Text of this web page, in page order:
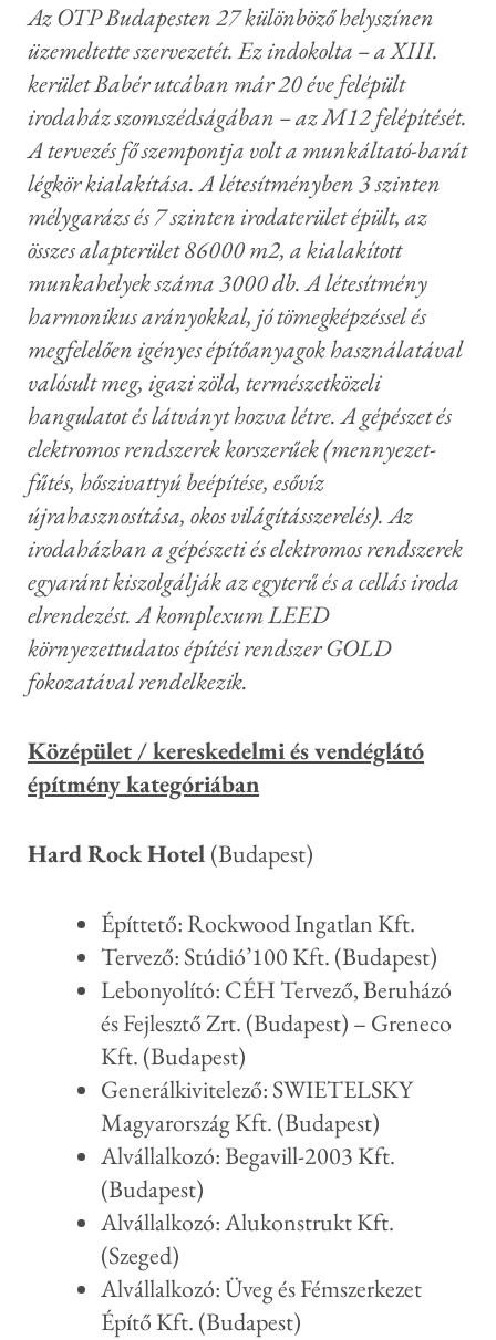
Az OTP Budapesten 27 különböző helyszínen
üzemeltette szervezetét. Ez indokolta – a XIII.
kerület Babér utcában már 20 éve felépült
irodaház szomszédságában – az M12 felépítését.
A tervezés fő szempontja volt a munkáltató-barát
légkör kialakítása. A létesítményben 3 szinten
mélygarázs és 7 szinten irodaterület épült, az
összes alapterület 86000 m2, a kialakított
munkahelyek száma 3000 db. A létesítmény
harmonikus arányokkal, jó tömegképzéssel és
megfelelően igényes építőanyagok használatával
valósult meg, igazi zöld, természetközeli
hangulatot és látványt hozva létre. A gépészet és
elektromos rendszerek korszerűek (mennyezet-
fűtés, hőszivattyú beépítése, esővíz
újrahasznosítása, okos világításszerelés). Az
irodaházban a gépészeti és elektromos rendszerek
egyaránt kiszolgálják az egyterű és a cellás iroda
elrendezést. A komplexum LEED
környezettudatos építési rendszer GOLD
fokozatával rendelkezik.
Középület / kereskedelmi és vendéglátó
építmény kategóriában
Hard Rock Hotel (Budapest)
Építtető: Rockwood Ingatlan Kft.
Tervező: Stúdió’100 Kft. (Budapest)
Lebonyolító: CÉH Tervező, Beruházó
és Fejlesztő Zrt. (Budapest) – Greneco
Kft. (Budapest)
Generálkivitelező: SWIETELSKY
Magyarország Kft. (Budapest)
Alvállalkozó: Begavill-2003 Kft.
(Budapest)
Alvállalkozó: Alukonstrukt Kft.
(Szeged)
Alvállalkozó: Üveg és Fémszerkezet
Építő Kft. (Budapest)